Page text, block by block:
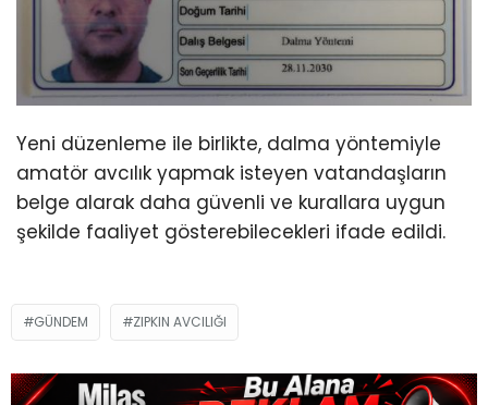
Yeni düzenleme ile birlikte, dalma yöntemiyle
amatör avcılık yapmak isteyen vatandaşların
belge alarak daha güvenli ve kurallara uygun
şekilde faaliyet gösterebilecekleri ifade edildi.
GÜNDEM ZIPKIN AVCILIĞI